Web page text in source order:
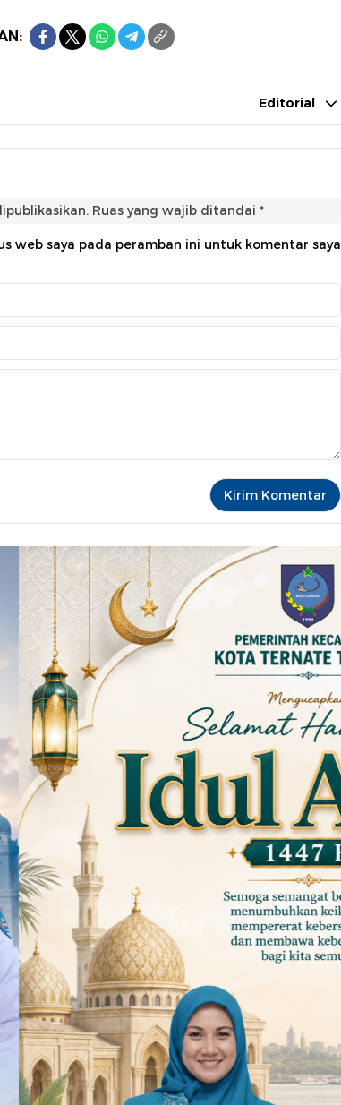
Editorial
Ruas yang wajib ditandai *
web saya pada peramban ini untuk komentar saya